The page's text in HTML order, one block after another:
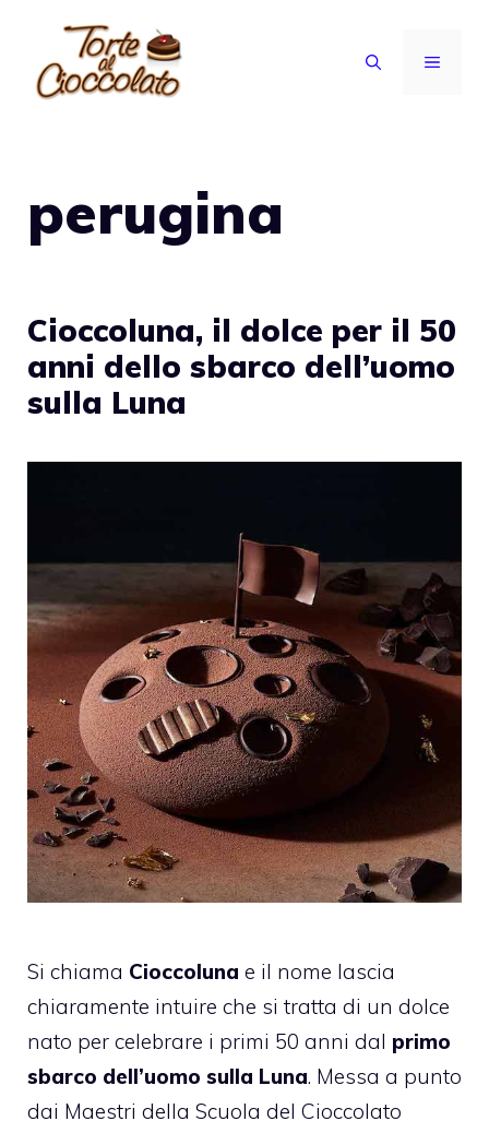
contenuto
MENU
perugina
Cioccoluna, il dolce per il 50
anni dello sbarco dell’uomo
sulla Luna
Si chiama Cioccoluna e il nome lascia
chiaramente intuire che si tratta di un dolce
nato per celebrare i primi 50 anni dal primo
sbarco dell’uomo sulla Luna. Messa a punto
dai Maestri della Scuola del Cioccolato